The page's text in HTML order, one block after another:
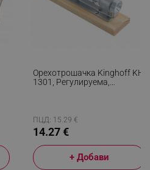
Орехотрошачка Kinghoff KH
1301, Регулируема,
ПЦД: 15.29 €
14.27 €
+ Добави